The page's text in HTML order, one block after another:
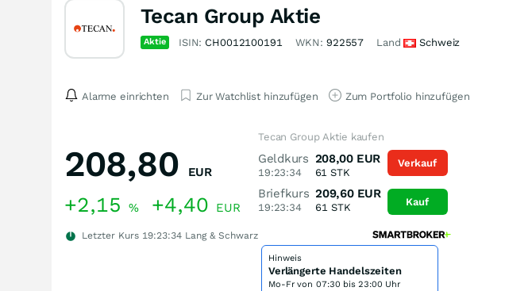
Tecan Group Aktie
Aktie ISIN: CH0012100191 WKN: 922557 Land Schweiz
Alarme einrichten Zur Watchlist hinzufügen Zum Portfolio hinzufügen
208,80 EUR
+2,15 % +4,40 EUR
Letzter Kurs 19:23:34 Lang & Schwarz
Tecan Group Aktie kaufen
Geldkurs
19:23:34
208,00 EUR
61 STK
Briefkurs
19:23:34
209,60 EUR
61 STK
Verkauf
Kauf
Hinweis
Verlängerte Handelszeiten
Mo-Fr von 07:30 bis 23:00 Uhr